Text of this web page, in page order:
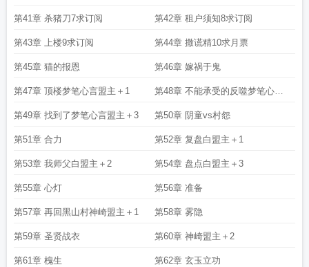
第41章 杀猪刀7求订阅 第42章 租户须知8求订阅
第43章 上楼9求订阅 第44章 撒谎精10求月票
第45章 猫的报恩 第46章 嫁祸于鬼
第47章 顶楼梦笔心言盟主＋1 第48章 不能承受的反噬梦笔心言
盟主＋2
第49章 找到了梦笔心言盟主＋3 第50章 阴童vs村怨
第51章 合力 第52章 复盘白盟主＋1
第53章 我师父白盟主＋2 第54章 盘点白盟主＋3
第55章 心灯 第56章 准备
第57章 再回黑山村神崎盟主＋1 第58章 雾隐
第59章 圣贤战衣 第60章 神崎盟主＋2
第61章 槐生 第62章 玄玉立功